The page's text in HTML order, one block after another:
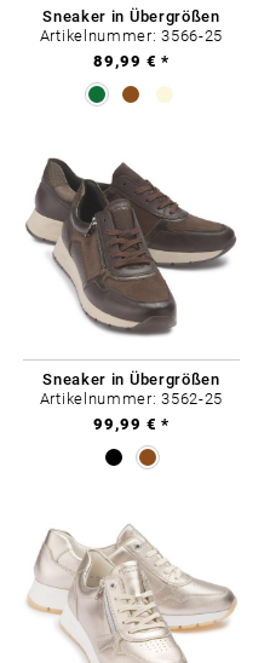
Sneaker in Übergrößen
Artikelnummer: 3566-25
89,99 € *
Sneaker in Übergrößen
Artikelnummer: 3562-25
99,99 € *